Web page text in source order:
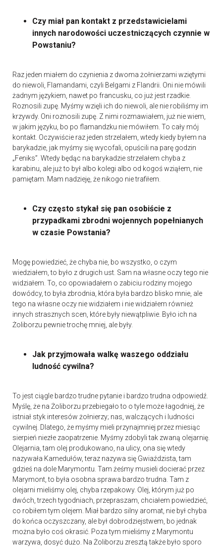
Czy miał pan kontakt z przedstawicielami
innych narodowości uczestniczących czynnie w
Powstaniu?
Raz jeden miałem do czynienia z dwoma żołnierzami wziętymi
do niewoli, Flamandami, czyli Belgami z Flandrii. Oni nie mówili
żadnym językiem, nawet po francusku, co już jest rzadkie.
Roznosili zupę. Myśmy wzięli ich do niewoli, ale nie robiliśmy im
krzywdy. Oni roznosili zupę. Z nimi rozmawiałem, już nie wiem,
w jakim języku, bo po flamandzku nie mówiłem. To cały mój
kontakt. Oczywiście raz jeden strzelałem, wtedy kiedy byłem na
barykadzie, jak myśmy się wycofali, opuścili na parę godzin
„Feniks”. Wtedy będąc na barykadzie strzelałem chyba z
karabinu, ale już to był albo kolegi albo od kogoś wziąłem, nie
pamiętam. Mam nadzieję, że nikogo nie trafiłem.
Czy często stykał się pan osobiście z
przypadkami zbrodni wojennych popełnianych
w czasie Powstania?
Mogę powiedzieć, że chyba nie, bo wszystko, o czym
wiedziałem, to było z drugich ust. Sam na własne oczy tego nie
widziałem. To, co opowiadałem o zabiciu rodziny mojego
dowódcy, to była zbrodnia, która była bardzo blisko mnie, ale
tego na własne oczy nie widziałem i nie widziałem również
innych strasznych scen, które były niewątpliwie. Było ich na
Żoliborzu pewnie trochę mniej, ale były.
Jak przyjmowała walkę waszego oddziału
ludność cywilna?
To jest ciągle bardzo trudne pytanie i bardzo trudna odpowiedź.
Myślę, że na Żoliborzu przebiegało to o tyle może łagodniej, że
istniał styk interesów żołnierzy; nas, walczących i ludności
cywilnej. Dlatego, że myśmy mieli przynajmniej przez miesiąc
sierpień niezłe zaopatrzenie. Myśmy zdobyli tak zwaną olejarnię.
Olejarnia, tam olej produkowano, na ulicy, ona się wtedy
nazywała Kamedułów, teraz nazywa się Gwiaździsta, tam
gdzieś na dole Marymontu. Tam żeśmy musieli docierać przez
Marymont, to była osobna sprawa bardzo trudna. Tam z
olejarni mieliśmy olej, chyba rzepakowy. Olej, którym już po
dwóch, trzech tygodniach, przepraszam, chciałem powiedzieć,
co robiłem tym olejem. Miał bardzo silny aromat, nie był chyba
do końca oczyszczany, ale był dobrodziejstwem, bo jednak
można było coś okrasić. Poza tym mieliśmy z Marymontu
warzywa, dosyć dużo. Na Żoliborzu zresztą także było sporo